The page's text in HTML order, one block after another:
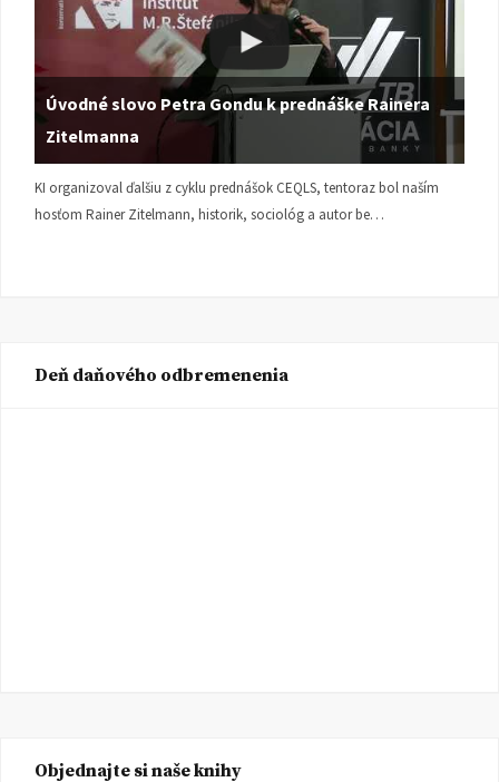
Úvodné slovo Petra Gondu k prednáške Rainera
Zitelmanna
KI organizoval ďalšiu z cyklu prednášok CEQLS, tentoraz bol naším
hosťom Rainer Zitelmann, historik, sociológ a autor be…
Deň daňového odbremenenia
Objednajte si naše knihy